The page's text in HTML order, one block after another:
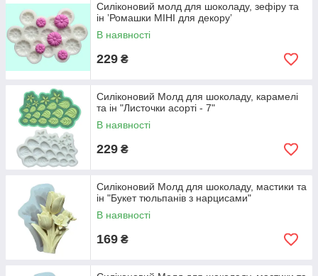
Силіконовий молд для шоколаду, зефіру та
ін ʼРомашки МІНІ для декоруʼ
В наявності
229 ₴
Силіконовий Молд для шоколаду, карамелі
та ін "Листочки асорті - 7"
В наявності
229 ₴
Силіконовий Молд для шоколаду, мастики та
ін "Букет тюльпанів з нарцисами"
В наявності
169 ₴